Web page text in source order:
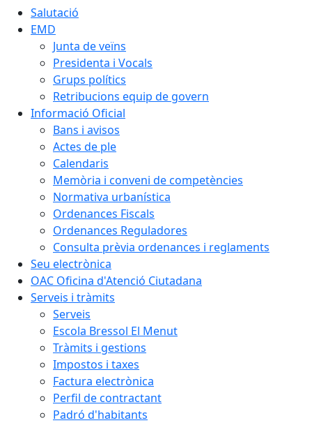
Salutació
EMD
Junta de veïns
Presidenta i Vocals
Grups polítics
Retribucions equip de govern
Informació Oficial
Bans i avisos
Actes de ple
Calendaris
Memòria i conveni de competències
Normativa urbanística
Ordenances Fiscals
Ordenances Reguladores
Consulta prèvia ordenances i reglaments
Seu electrònica
OAC Oficina d'Atenció Ciutadana
Serveis i tràmits
Serveis
Escola Bressol El Menut
Tràmits i gestions
Impostos i taxes
Factura electrònica
Perfil de contractant
Padró d'habitants